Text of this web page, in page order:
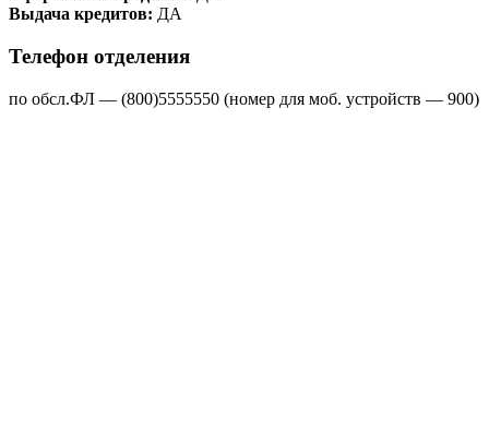
Выдача кредитов: ДА
Телефон отделения
по обсл.ФЛ — (800)5555550 (номер для моб. устройств — 900)